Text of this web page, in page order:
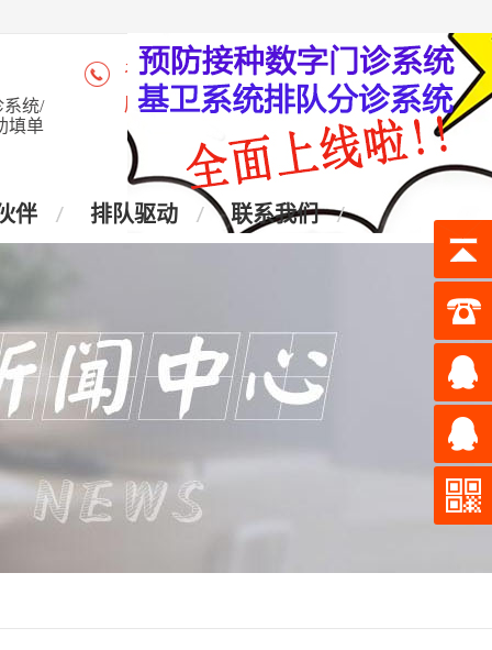
系统/
填单
咨询热线：4006-028-965
座 机：028-87438905
伴 排队驱动 联系我们